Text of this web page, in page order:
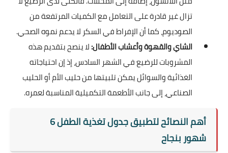
تزال غير قادرة على التعامل مع الكميات المرتفعة من
الصوديوم، كما أن الإفراط في السكر لا يدعم نموه الصحي.
الشاي والقهوة وأعشاب الأطفال:لا ينصح بتقديم هذه
المشروبات للرضيع في الشهر السادس، إذ إن احتياجاته
الغذائية والسوائل يمكن تلبيتها من حليب الأم أو الحليب
الصناعي، إلى جانب الأطعمة التكميلية المناسبة لعمره.
أهم النصائح لتطبيق جدول تغذية الطفل 6
شهور بنجاح